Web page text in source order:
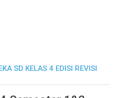
SD KELAS 4 EDISI REVISI